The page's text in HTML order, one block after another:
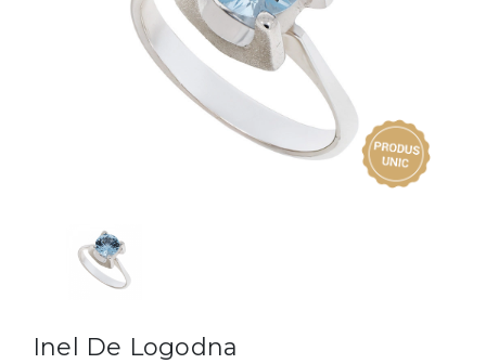
BIJUTERII COPII
Cercei
Inel De Logodna